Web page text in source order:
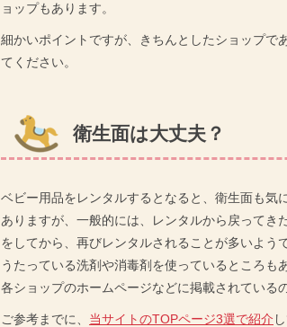
ョップもあります。
細かいポイントですが、きちんとしたショップで
てください。
衛生面は大丈夫？
ベビー用品をレンタルするとなると、衛生面も気
ありますが、一般的には、レンタルから戻って
をしてから、再びレンタルされることが多いよう
うたっている洗剤や消毒剤を使っているところも
各ショップのホームページなどに掲載されている
ご参考までに、 当サイトのTOPページ3選で紹介